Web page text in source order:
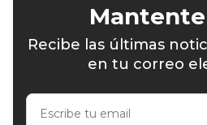
Recibe las últimas
en tu correo
Escribe